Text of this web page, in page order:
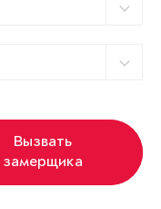
Вызвать
замерщика